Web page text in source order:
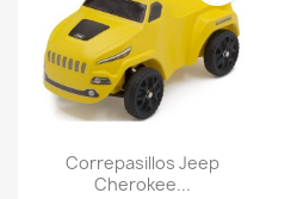
Correpasillos Jeep
Cherokee...